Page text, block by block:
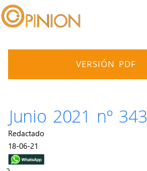
VERSIÓN PDF
Junio 2021 nº 343
Redactado
18-06-21